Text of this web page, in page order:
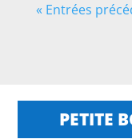
« Entrées
PETITE